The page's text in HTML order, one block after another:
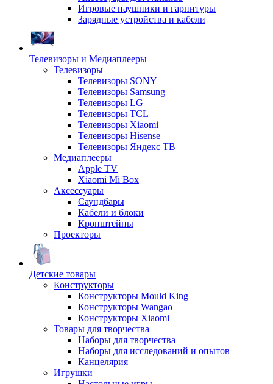
Игровые наушники и гарнитуры
Зарядные устройства и кабели
Телевизоры и Медиаплееры
Телевизоры
Телевизоры SONY
Телевизоры Samsung
Телевизоры LG
Телевизоры TCL
Телевизоры Xiaomi
Телевизоры Hisense
Телевизоры Яндекс ТВ
Медиаплееры
Apple TV
Xiaomi Mi Box
Аксессуары
Саундбары
Кабели и блоки
Кронштейны
Проекторы
Детские товары
Конструкторы
Конструкторы Mould King
Конструкторы Wangao
Конструкторы Xiaomi
Товары для творчества
Наборы для творчества
Наборы для исследований и опытов
Канцелярия
Игрушки